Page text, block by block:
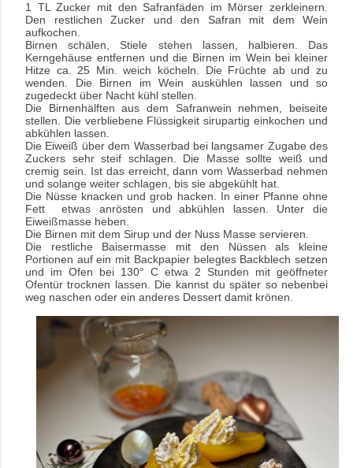
1 TL Zucker mit den Safranfäden im Mörser zerkleinern.
Den restlichen Zucker und den Safran mit dem Wein
aufkochen.
Birnen schälen, Stiele stehen lassen, halbieren. Das
Kerngehäuse entfernen und die Birnen im Wein bei kleiner
Hitze ca. 25 Min. weich köcheln. Die Früchte ab und zu
wenden. Die Birnen im Wein auskühlen lassen und so
zugedeckt über Nacht kühl stellen.
Die Birnenhälften aus dem Safranwein nehmen, beiseite
stellen. Die verbliebene Flüssigkeit sirupartig einkochen und
abkühlen lassen.
Die Eiweiß über dem Wasserbad bei langsamer Zugabe des
Zuckers sehr steif schlagen. Die Masse sollte weiß und
cremig sein. Ist das erreicht, dann vom Wasserbad nehmen
und solange weiter schlagen, bis sie abgekühlt hat.
Die Nüsse knacken und grob hacken. In einer Pfanne ohne
Fett etwas anrösten und abkühlen lassen. Unter die
Eiweißmasse heben.
Die Birnen mit dem Sirup und der Nuss Masse servieren.
Die restliche Baisermasse mit den Nüssen als kleine
Portionen auf ein mit Backpapier belegtes Backblech setzen
und im Ofen bei 130° C etwa 2 Stunden mit geöffneter
Ofentür trocknen lassen. Die kannst du später so nebenbei
weg naschen oder ein anderes Dessert damit krönen.